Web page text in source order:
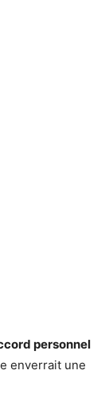
personnel
enverrait une